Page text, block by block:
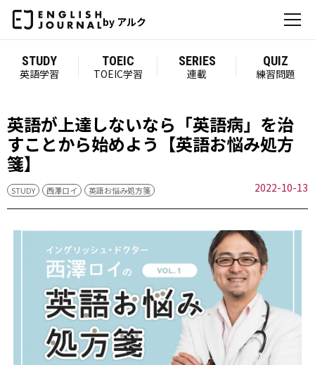
by アルク
STUDY
英語学習
TOEIC
TOEIC学習
SERIES
連載
QUIZ
練習問題
英語が上達しないなら「英語病」を治
すことから始めよう【英語お悩み処方
箋】
STUDY 西澤ロイ 英語お悩み処方箋 2022-10-13